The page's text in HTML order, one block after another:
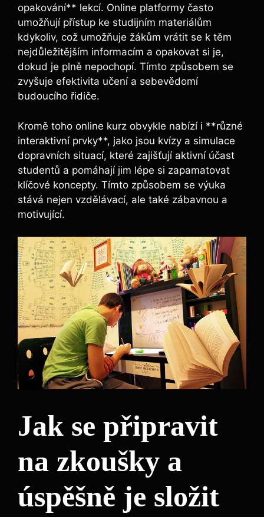
opakování** lekcí. Online platformy často
umožňují přístup ke studijním materiálům
kdykoliv, což umožňuje žákům vrátit se k těm
nejdůležitějším informacím a opakovat si je,
dokud je plně nepochopí. Tímto způsobem se
zvyšuje efektivita učení a sebevědomí
budoucího řidiče.
Kromě toho online kurz obvykle nabízí i **různé
interaktivní prvky**, jako jsou kvízy a simulace
dopravních situací, které zajišťují aktivní účast
studentů a pomáhají jim lépe si zapamatovat
klíčové koncepty. Tímto způsobem se výuka
stává nejen vzdělávací, ale také zábavnou a
motivující.
Jak se připravit
na zkoušky a
úspěšně je složit